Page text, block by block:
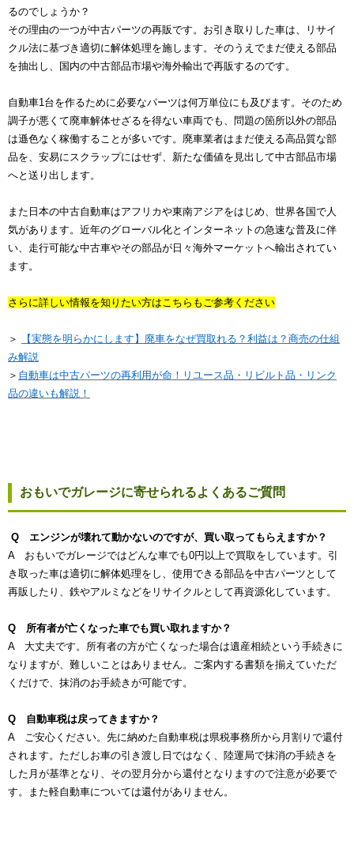
るのでしょうか？
その理由の一つが中古パーツの再販です。お引き取りした車は、リサイ
クル法に基づき適切に解体処理を施します。そのうえでまだ使える部品
を抽出し、国内の中古部品市場や海外輸出で再販するのです。
自動車1台を作るために必要なパーツは何万単位にも及びます。そのため
調子が悪くて廃車解体せざるを得ない車両でも、問題の箇所以外の部品
は遜色なく稼働することが多いです。廃車業者はまだ使える高品質な部
品を、安易にスクラップにはせず、新たな価値を見出して中古部品市場
へと送り出します。
また日本の中古自動車はアフリカや東南アジアをはじめ、世界各国で人
気があります。近年のグローバル化とインターネットの急速な普及に伴
い、走行可能な中古車やその部品が日々海外マーケットへ輸出されてい
ます。
さらに詳しい情報を知りたい方はこちらもご参考ください
＞
【実態を明らかにします】廃車をなぜ買取れる？利益は？商売の仕組
み解説
＞ 自動車は中古パーツの再利用が命！リユース品・リビルト品・リンク
品の違いも解説！
おもいでガレージに寄せられるよくあるご質問
Q エンジンが壊れて動かないのですが、買い取ってもらえますか？
A おもいでガレージではどんな車でも0円以上で買取をしています。引
き取った車は適切に解体処理をし、使用できる部品を中古パーツとして
再販したり、鉄やアルミなどをリサイクルとして再資源化しています。
Q 所有者が亡くなった車でも買い取れますか？
A 大丈夫です。所有者の方が亡くなった場合は遺産相続という手続きに
なりますが、難しいことはありません。ご案内する書類を揃えていただ
くだけで、抹消のお手続きが可能です。
Q 自動車税は戻ってきますか？
A ご安心ください。先に納めた自動車税は県税事務所から月割りで還付
されます。ただしお車の引き渡し日ではなく、陸運局で抹消の手続きを
した月が基準となり、その翌月分から還付となりますので注意が必要で
す。また軽自動車については還付がありません。